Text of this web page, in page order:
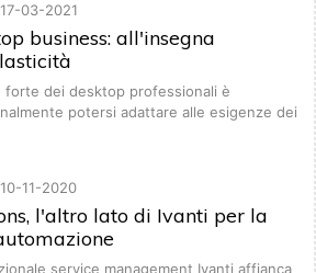
17-03-2021
business: all'insegna
forte dei desktop professionali è
potersi adattare alle esigenze dei
10-11-2020
l'altro lato di Ivanti per la
service management Ivanti affianca